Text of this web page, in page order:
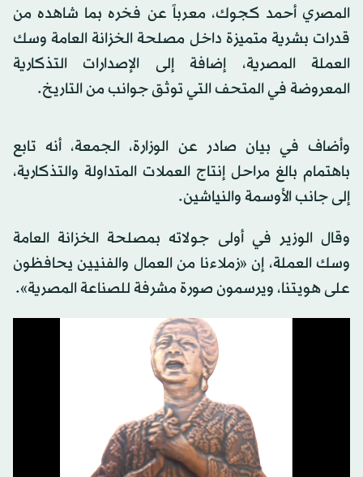
المصري أحمد كجوك، معرباً عن فخره بما شاهده من
قدرات بشرية متميزة داخل مصلحة الخزانة العامة وسك
العملة المصرية، إضافة إلى الإصدارات التذكارية
المعروضة في المتحف التي توثق جوانب من التاريخ.
وأضاف في بيان صادر عن الوزارة، الجمعة، أنه تابع
باهتمام بالغ مراحل إنتاج العملات المتداولة والتذكارية،
إلى جانب الأوسمة والنياشين.
وقال الوزير في أولى جولاته بمصلحة الخزانة العامة
وسك العملة، إن «زملاءنا من العمال والفنيين يحافظون
على هويتنا، ويرسمون صورة مشرفة للصناعة المصرية».